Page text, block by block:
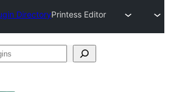
DirectoryPrintess Editor